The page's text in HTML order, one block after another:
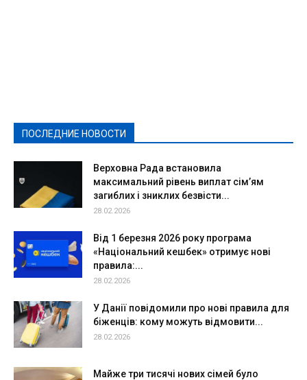
ПОСЛЕДНИЕ НОВОСТИ
Верховна Рада встановила
максимальний рівень виплат сім’ям
загиблих і зниклих безвісти...
28.02.2026
Від 1 березня 2026 року програма
«Національний кешбек» отримує нові
правила:...
28.02.2026
У Данії повідомили про нові правила для
біженців: кому можуть відмовити...
28.02.2026
Майже три тисячі нових сімей було